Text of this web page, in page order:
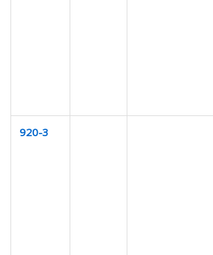
920-3